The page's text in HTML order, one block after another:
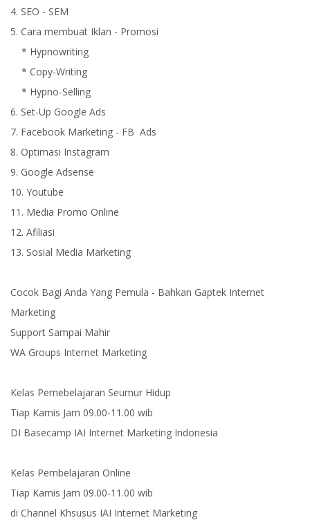
4. SEO - SEM
5. Cara membuat Iklan - Promosi
* Hypnowriting
* Copy-Writing
* Hypno-Selling
6. Set-Up Google Ads
7. Facebook Marketing - FB Ads
8. Optimasi Instagram
9. Google Adsense
10. Youtube
11. Media Promo Online
12. Afiliasi
13. Sosial Media Marketing
Cocok Bagi Anda Yang Pemula - Bahkan Gaptek Internet
Marketing
Support Sampai Mahir
WA Groups Internet Marketing
Kelas Pemebelajaran Seumur Hidup
Tiap Kamis Jam 09.00-11.00 wib
DI Basecamp IAI Internet Marketing Indonesia
Kelas Pembelajaran Online
Tiap Kamis Jam 09.00-11.00 wib
di Channel Khsusus IAI Internet Marketing